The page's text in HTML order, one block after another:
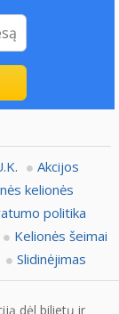
Akcijos
kelionės
politika
Kelionės šeimai
Slidinėjimas
dėl bilietų ir